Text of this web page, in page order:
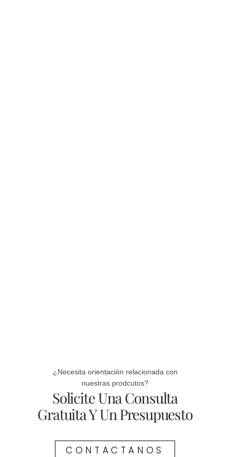
¿Necesita orientación relacionada con
nuestras prodcutos?
Solicite Una Consulta
Gratuita Y Un Presupuesto
CONTACTANOS